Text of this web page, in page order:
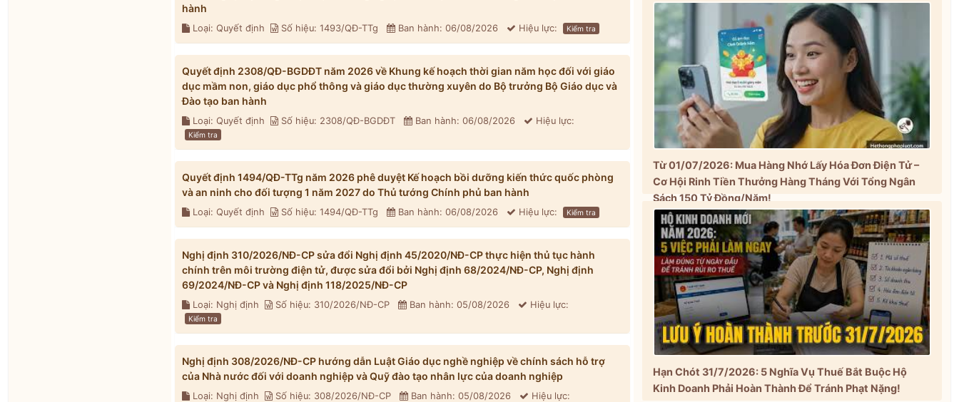
hành
Loại: Quyết định Số hiệu: 1493/QĐ-TTg Ban hành: 06/08/2026 Hiệu lực: Kiểm tra
Quyết định 2308/QĐ-BGDĐT năm 2026 về Khung kế hoạch thời gian năm học đối với giáo
dục mầm non, giáo dục phổ thông và giáo dục thường xuyên do Bộ trưởng Bộ Giáo dục và
Đào tạo ban hành
Loại: Quyết định Số hiệu: 2308/QĐ-BGDĐT Ban hành: 06/08/2026 Hiệu lực:
Kiểm tra
Quyết định 1494/QĐ-TTg năm 2026 phê duyệt Kế hoạch bồi dưỡng kiến thức quốc phòng
và an ninh cho đối tượng 1 năm 2027 do Thủ tướng Chính phủ ban hành
Loại: Quyết định Số hiệu: 1494/QĐ-TTg Ban hành: 06/08/2026 Hiệu lực: Kiểm tra
Nghị định 310/2026/NĐ-CP sửa đổi Nghị định 45/2020/NĐ-CP thực hiện thủ tục hành
chính trên môi trường điện tử, được sửa đổi bởi Nghị định 68/2024/NĐ-CP, Nghị định
69/2024/NĐ-CP và Nghị định 118/2025/NĐ-CP
Loại: Nghị định Số hiệu: 310/2026/NĐ-CP Ban hành: 05/08/2026 Hiệu lực:
Kiểm tra
Nghị định 308/2026/NĐ-CP hướng dẫn Luật Giáo dục nghề nghiệp về chính sách hỗ trợ
của Nhà nước đối với doanh nghiệp và Quỹ đào tạo nhân lực của doanh nghiệp
Loại: Nghị định Số hiệu: 308/2026/NĐ-CP Ban hành: 05/08/2026 Hiệu lực:
Từ 01/07/2026: Mua Hàng Nhớ Lấy Hóa Đơn Điện Tử –
Cơ Hội Rinh Tiền Thưởng Hàng Tháng Với Tổng Ngân
Sách 150 Tỷ Đồng/Năm!
Hạn Chót 31/7/2026: 5 Nghĩa Vụ Thuế Bắt Buộc Hộ
Kinh Doanh Phải Hoàn Thành Để Tránh Phạt Nặng!